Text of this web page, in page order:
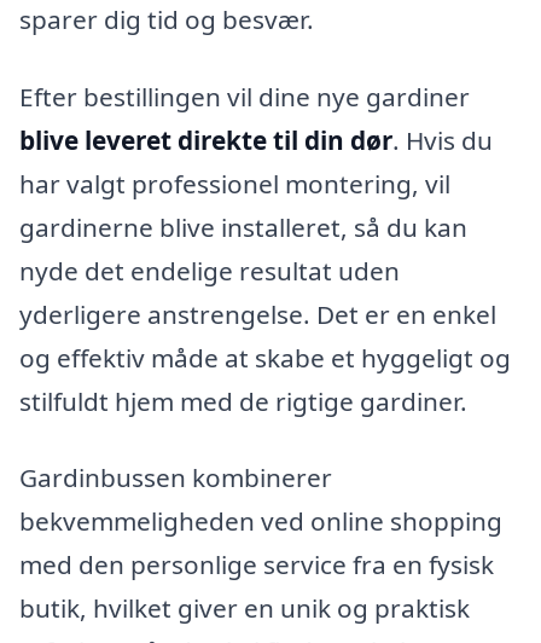
sparer dig tid og besvær.
Efter bestillingen vil dine nye gardiner
blive leveret direkte til din dør. Hvis du
har valgt professionel montering, vil
gardinerne blive installeret, så du kan
nyde det endelige resultat uden
yderligere anstrengelse. Det er en enkel
og effektiv måde at skabe et hyggeligt og
stilfuldt hjem med de rigtige gardiner.
Gardinbussen kombinerer
bekvemmeligheden ved online shopping
med den personlige service fra en fysisk
butik, hvilket giver en unik og praktisk